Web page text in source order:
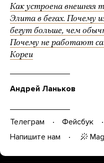
Как устроена внешняя
Элита в бегах. Почему
бегут больше, чем
Почему не работают
Кореи
Андрей Ланьков
Телеграм Фейсбук
Напишите нам